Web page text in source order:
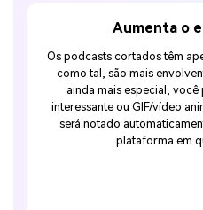
o engajamento
têm apenas as partes importantes e,
Para tornar o resultado
você pode incluir uma imagem
animado. Dessa forma, o vídeo
independentemente da
em que for postado.